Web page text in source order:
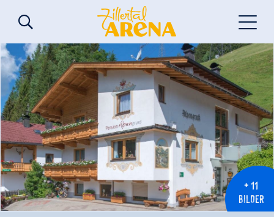
+ 11
BILDER